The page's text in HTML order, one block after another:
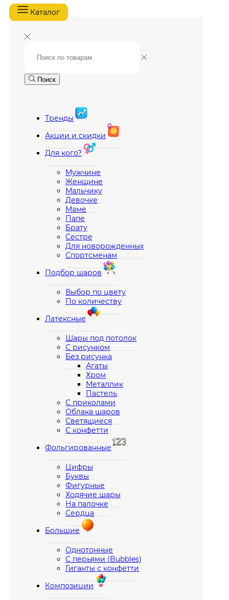
Каталог
Поиск
Тренды
Акции и скидки
Для кого?
Мужчине
Женщине
Мальчику
Девочке
Маме
Папе
Брату
Сестре
Для новорожденных
Спортсменам
Подбор шаров
Выбор по цвету
По количеству
Латексные
Шары под потолок
С рисунком
Без рисунка
Агаты
Хром
Металлик
Пастель
С приколами
Облака шаров
Светящиеся
С конфетти
Фольгированные
Цифры
Буквы
Фигурные
Ходячие шары
На палочке
Сердца
Большие
Однотонные
С перьями (Bubbles)
Гиганты с конфетти
Композиции